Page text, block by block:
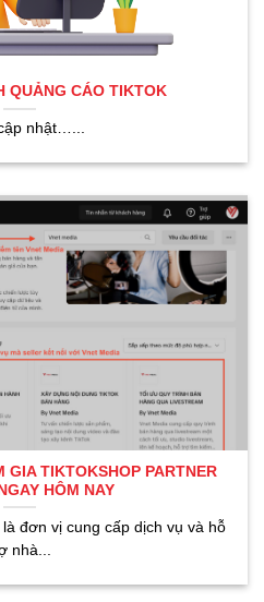
QUẢNG CÁO TIKTOK
nhật…...
GIA TIKTOKSHOP PARTNER
HÔM NAY
đơn vị cung cấp dịch vụ và hỗ
nhà...